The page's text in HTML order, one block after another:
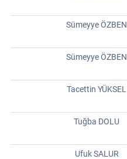
Sümeyye ÖZBEN
Sümeyye ÖZBEN
Tacettin YÜKSEL
Tuğba DOLU
Ufuk SALUR